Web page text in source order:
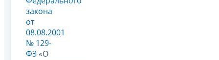
закона
от
08.08.2001
№ 129-
ФЗ «О